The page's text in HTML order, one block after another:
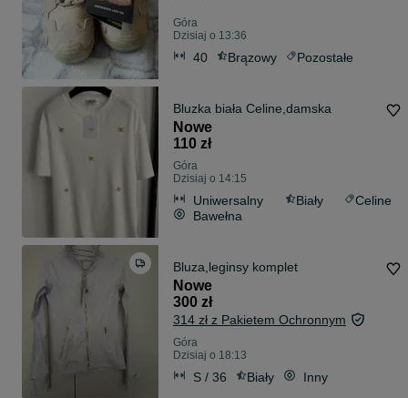
Góra
Dzisiaj o 13:36
40 Brązowy Pozostałe
Bluzka biała Celine,damska
Nowe
110 zł
Góra
Dzisiaj o 14:15
Uniwersalny Biały
Celine
Bawełna
Bluza,leginsy komplet
Nowe
300 zł
314 zł z Pakietem Ochronnym
Góra
Dzisiaj o 18:13
S / 36 Biały Inny